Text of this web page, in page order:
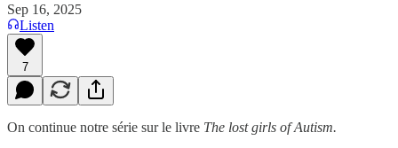
Sep 16, 2025
Listen
7
On continue notre série sur le livre The lost girls of Autism.